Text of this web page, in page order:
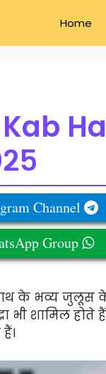
Home
Hai
Channel
Group
के भव्य जुलूस के
शामिल होते